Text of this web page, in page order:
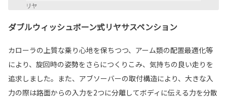
ダブルウィッシュボーン式リヤサスペンション
カローラの上質な乗り心地を保ちつつ、アーム類の配置最適化等
により、旋回時の姿勢をさらにつくりこみ、気持ちの良い走りを
追求しました。また、アブソーバーの取付構造により、大きな入
力の際は路面からの入力を2つに分離してボディに伝える力を分散